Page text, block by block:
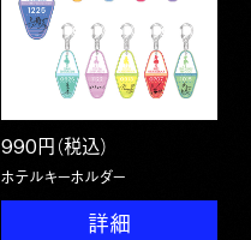
990円（税込）
ホテルキーホルダー
詳細